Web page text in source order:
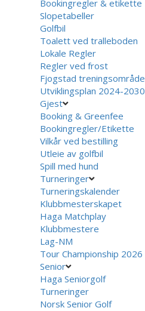
Bookingregler & etikette
Slopetabeller
Golfbil
Toalett ved tralleboden
Lokale Regler
Regler ved frost
Fjogstad treningsområde
Utviklingsplan 2024-2030
Gjest
Booking & Greenfee
Bookingregler/Etikette
Vilkår ved bestilling
Utleie av golfbil
Spill med hund
Turneringer
Turneringskalender
Klubbmesterskapet
Haga Matchplay
Klubbmestere
Lag-NM
Tour Championship 2026
Senior
Haga Seniorgolf
Turneringer
Norsk Senior Golf